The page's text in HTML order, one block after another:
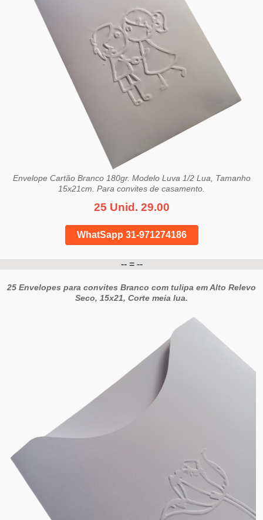
Envelope Cartão Branco 180gr. Modelo Luva 1/2 Lua, Tamanho
15x21cm. Para convites de casamento.
25 Unid. 29.00
WhatSapp 31-971274186
-- = --
25 Envelopes para convites Branco com tulipa em Alto Relevo
Seco, 15x21, Corte meia lua.